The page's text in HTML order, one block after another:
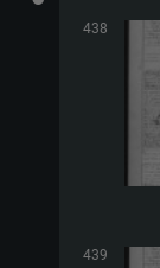
438
439